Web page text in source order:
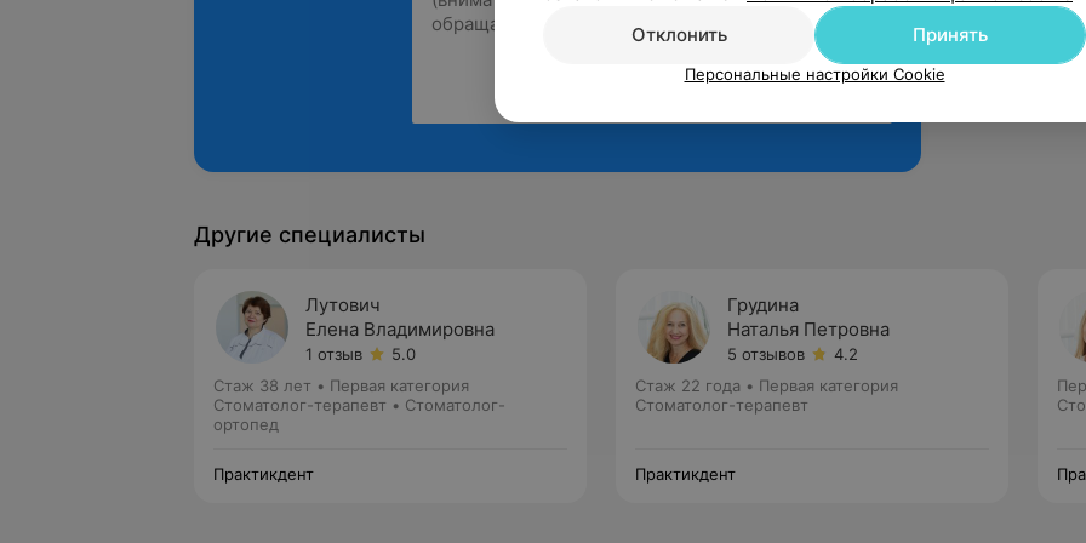
Другие специалисты
Лутович
Елена Владимировна
1 отзыв
5.0
Стаж 38 лет • Первая категория
Стоматолог-терапевт • Стоматолог-
ортопед
Практикдент
Грудина
Наталья Петровна
5 отзывов
4.2
Стаж 22 года • Первая категория
Стоматолог-терапевт
Практикдент
Отклонить
Принять
Персональные настройки Cookie